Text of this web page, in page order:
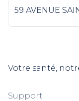
59 AVENUE
Votre santé,
Support